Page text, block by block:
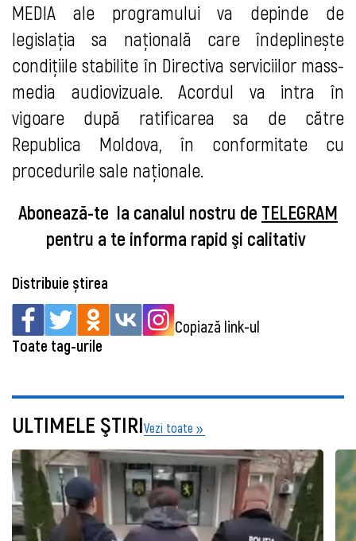
MEDIA ale programului va depinde de
legislația sa națională care îndeplinește
condițiile stabilite în Directiva serviciilor mass-
media audiovizuale. Acordul va intra în
vigoare după ratificarea sa de către
Republica Moldova, în conformitate cu
procedurile sale naționale.
Abonează-te la canalul nostru de TELEGRAM
pentru a te informa rapid şi calitativ
Distribuie știrea
Copiază link-ul
Toate tag-urile
ULTIMELE ŞTIRIVezi toate